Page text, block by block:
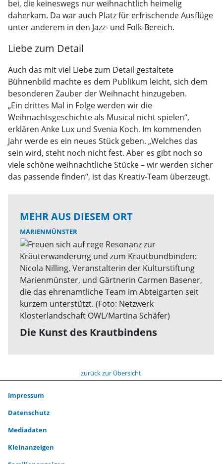
bei, die keineswegs nur weihnachtlich heimelig
daherkam. Da war auch Platz für erfrischende Ausflüge
unter anderem in den Jazz- und Folk-Bereich.
Liebe zum Detail
Auch das mit viel Liebe zum Detail gestaltete
Bühnenbild machte es dem Publikum leicht, sich dem
besonderen Zauber der Weihnacht hinzugeben.
„Ein drittes Mal in Folge werden wir die
Weihnachtsgeschichte als Musical nicht spielen“,
erklären Anke Lux und Svenia Koch. Im kommenden
Jahr werde es ein neues Stück geben. „Welches das
sein wird, steht noch nicht fest. Aber es gibt noch so
viele schöne weihnachtliche Stücke – wir werden sicher
das passende finden“, ist das Kreativ-Team überzeugt.
MEHR AUS DIESEM ORT
MARIENMÜNSTER
Die Kunst des Krautbindens
zurück zur Übersicht
Impressum
Datenschutz
Mediadaten
Kleinanzeigen